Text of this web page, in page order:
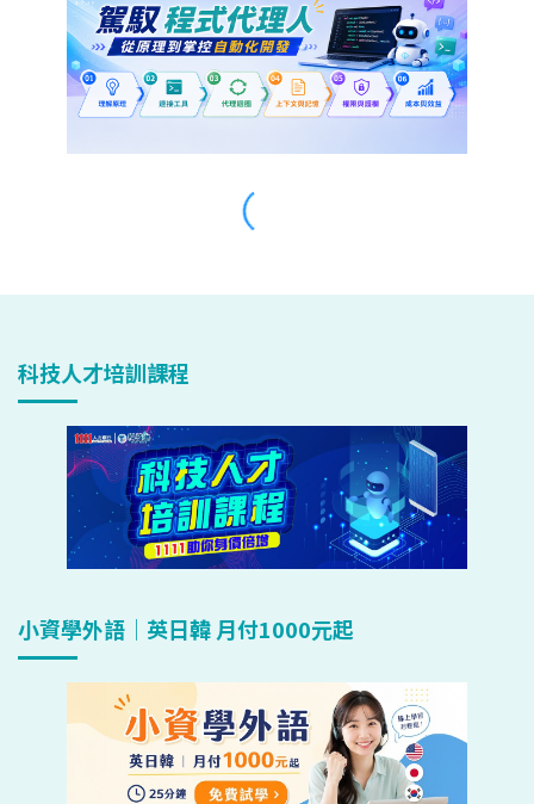
科技人才培訓課程
小資學外語｜英日韓 月付1000元起